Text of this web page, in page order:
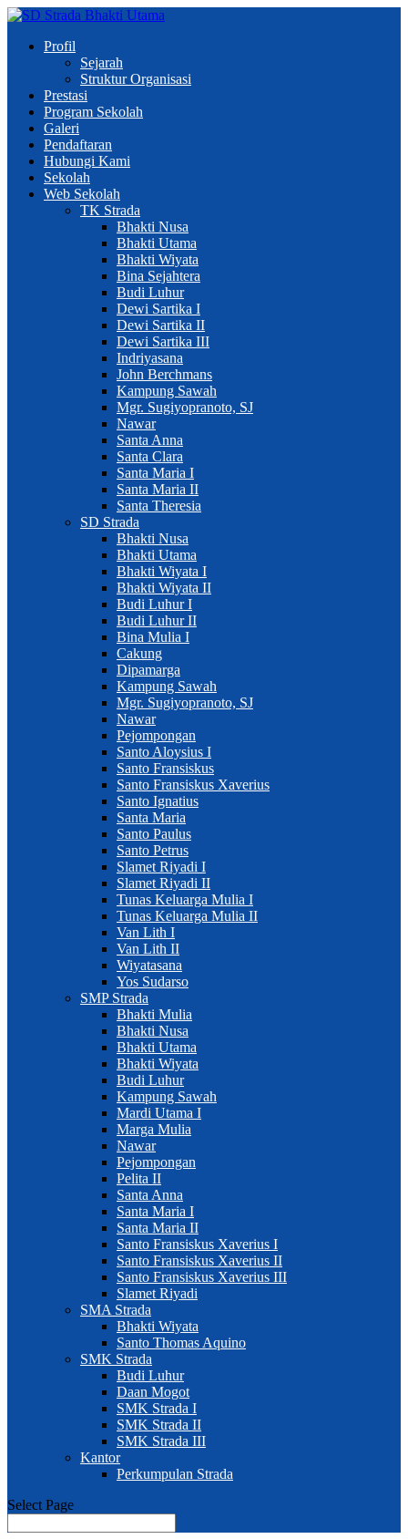
Profil
Sejarah
Struktur Organisasi
Prestasi
Program Sekolah
Galeri
Pendaftaran
Hubungi Kami
Sekolah
Web Sekolah
TK Strada
Bhakti Nusa
Bhakti Utama
Bhakti Wiyata
Bina Sejahtera
Budi Luhur
Dewi Sartika I
Dewi Sartika II
Dewi Sartika III
Indriyasana
John Berchmans
Kampung Sawah
Mgr. Sugiyopranoto, SJ
Nawar
Santa Anna
Santa Clara
Santa Maria I
Santa Maria II
Santa Theresia
SD Strada
Bhakti Nusa
Bhakti Utama
Bhakti Wiyata I
Bhakti Wiyata II
Budi Luhur I
Budi Luhur II
Bina Mulia I
Cakung
Dipamarga
Kampung Sawah
Mgr. Sugiyopranoto, SJ
Nawar
Pejompongan
Santo Aloysius I
Santo Fransiskus
Santo Fransiskus Xaverius
Santo Ignatius
Santa Maria
Santo Paulus
Santo Petrus
Slamet Riyadi I
Slamet Riyadi II
Tunas Keluarga Mulia I
Tunas Keluarga Mulia II
Van Lith I
Van Lith II
Wiyatasana
Yos Sudarso
SMP Strada
Bhakti Mulia
Bhakti Nusa
Bhakti Utama
Bhakti Wiyata
Budi Luhur
Kampung Sawah
Mardi Utama I
Marga Mulia
Nawar
Pejompongan
Pelita II
Santa Anna
Santa Maria I
Santa Maria II
Santo Fransiskus Xaverius I
Santo Fransiskus Xaverius II
Santo Fransiskus Xaverius III
Slamet Riyadi
SMA Strada
Bhakti Wiyata
Santo Thomas Aquino
SMK Strada
Budi Luhur
Daan Mogot
SMK Strada I
SMK Strada II
SMK Strada III
Kantor
Perkumpulan Strada
Select Page